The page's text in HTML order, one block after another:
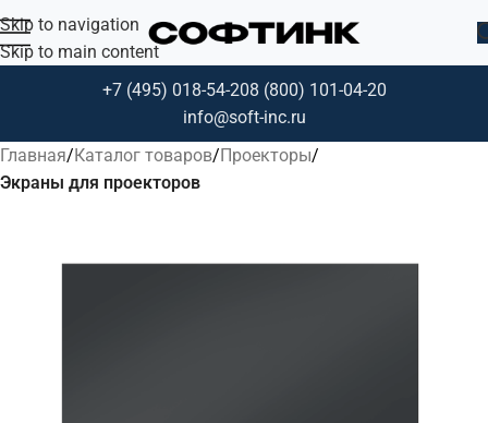
Skip to navigation
Skip to main content
+7 (495) 018-54-208 (800) 101-04-20
info@soft-inc.ru
Главная Каталог товаров Проекторы
Экраны для проекторов